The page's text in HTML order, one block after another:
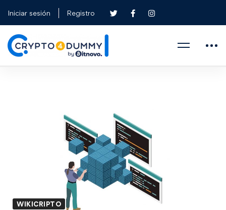
Iniciar sesión Registro
WIKICRIPTO